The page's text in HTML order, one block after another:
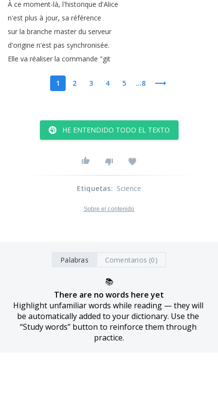
À ce moment-là, l'historique d'Alice
n'est plus à jour, sa référence
sur la branche master du serveur
d'origine n'est pas synchronisée.
Elle va réaliser la commande "git
1 2 3 4 5 ...8
HE ENTENDIDO TODO EL TEXTO
Etiquetas: Science
Sobre el contenido
Palabras Comentarios (0)
📚
There are no words here yet
Highlight unfamiliar words while reading — they will
be automatically added to your dictionary. Use the
“Study words” button to reinforce them through
practice.